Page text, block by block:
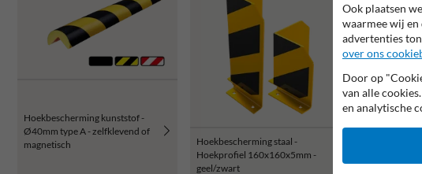
Hoekbescherming kunststof -
Ø40mm type A - zelfklevend of
magnetisch
Hoekbescherming staal -
Hoekprofiel 160x160x5mm -
geel/zwart
Rampaal
voetplaat of
Ook plaatsen
waarmee wij
advertenties
over ons
Door op
van alle
en analytische